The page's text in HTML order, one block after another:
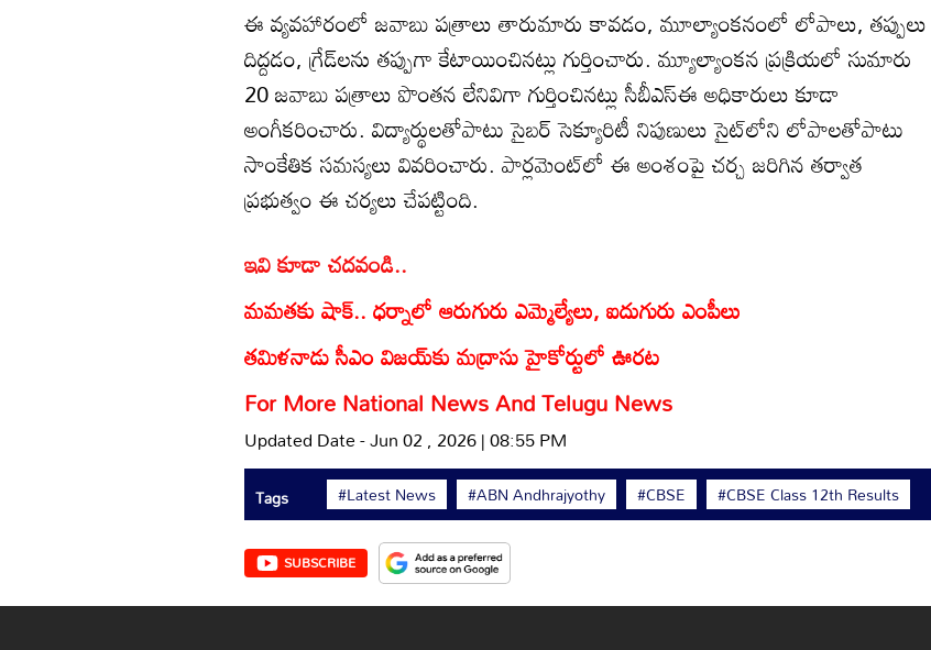
ఈ వ్యవహారంలో జవాబు పత్రాలు తారుమారు కావడం, మూల్యాంకనంలో లోపాలు, తప్పులు
దిద్దడం, గ్రేడ్‌లను తప్పుగా కేటాయించినట్లు గుర్తించారు. మ్యూల్యాంకన ప్రక్రియలో సుమారు
20 జవాబు పత్రాలు పొంతన లేనివిగా గుర్తించినట్లు సీబీఎస్‌ఈ అధికారులు కూడా
అంగీకరించారు. విద్యార్థులతోపాటు సైబర్ సెక్యూరిటీ నిపుణులు సైట్‌లోని లోపాలతోపాటు
సాంకేతిక సమస్యలు వివరించారు. పార్లమెంట్‌‌లో ఈ అంశంపై చర్చ జరిగిన తర్వాత
ప్రభుత్వం ఈ చర్యలు చేపట్టింది.
ఇవి కూడా చదవండి..
మమతకు షాక్.. ధర్నాలో ఆరుగురు ఎమ్మెల్యేలు, ఐదుగురు ఎంపీలు
తమిళనాడు సీఎం విజయ్‌కు మద్రాసు హైకోర్టులో ఊరట
For MoreNational NewsAndTelugu News
Updated Date - Jun 02 , 2026 | 08:55 PM
Tags #Latest News #ABN Andhrajyothy #CBSE #CBSE Class 12th Results
SUBSCRIBE